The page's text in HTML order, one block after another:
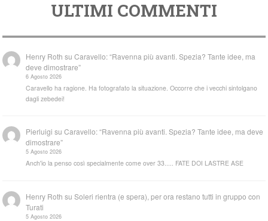
ULTIMI COMMENTI
Henry Roth suCaravello: “Ravenna più avanti. Spezia? Tante idee, ma
deve dimostrare”
6 Agosto 2026
Caravello ha ragione. Ha fotografato la situazione. Occorre che i vecchi sintolgano
dagli zebedei!
Pierluigi suCaravello: “Ravenna più avanti. Spezia? Tante idee, ma deve
dimostrare”
5 Agosto 2026
Anch'io la penso così specialmente come over 33..... FATE DOI LASTRE ASE
Henry Roth suSoleri rientra (e spera), per ora restano tutti in gruppo con
Turati
5 Agosto 2026